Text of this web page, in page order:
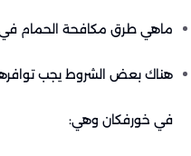
ماهي طرق مكافحة الحمام
هناك بعض الشروط يجب
في خورفكان وهي: